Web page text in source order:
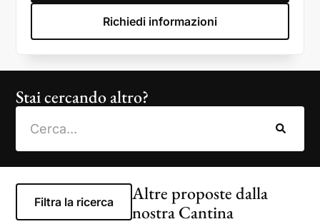
Richiedi informazioni
Stai cercando altro?
Filtra la ricerca
Altre proposte dalla
nostra Cantina